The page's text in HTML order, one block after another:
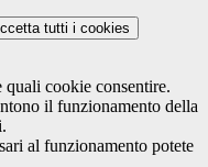
tutti i cookies
quali cookie consentire.
il funzionamento della
al funzionamento potete